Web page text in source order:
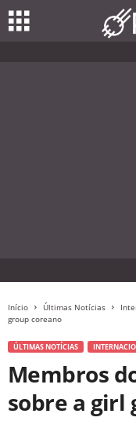
Início Últimas Notícias
group coreano
ÚLTIMAS NOTÍCIAS
Membros
sobre a girl